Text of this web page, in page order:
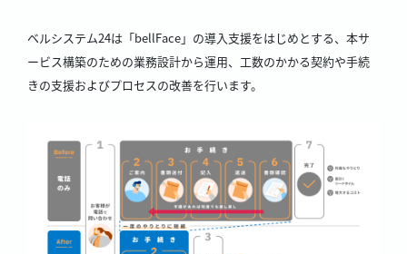
ベルシステム24は「bellFace」の導入支援をはじめとする、本サ
ービス構築のための業務設計から運用、工数のかかる契約や手続
きの支援およびプロセスの改善を行います。